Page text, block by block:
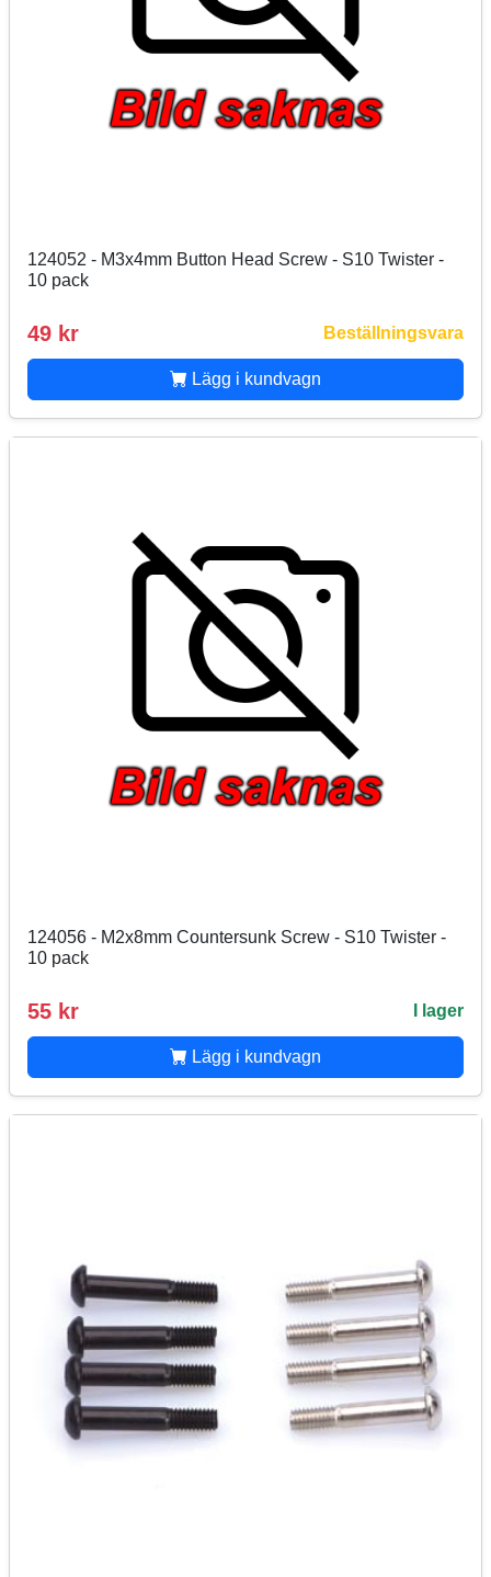
124052 - M3x4mm Button Head Screw - S10 Twister -
10 pack
49 kr Beställningsvara
Lägg i kundvagn
124056 - M2x8mm Countersunk Screw - S10 Twister -
10 pack
55 kr I lager
Lägg i kundvagn